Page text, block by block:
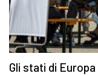
Gli stati di